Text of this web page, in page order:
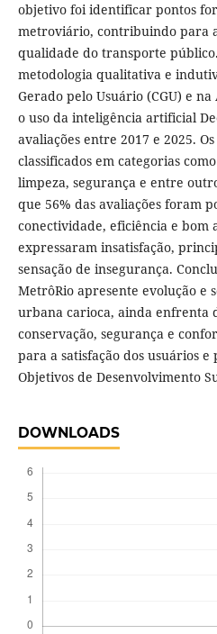
objetivo foi identificar pontos
metroviário, contribuindo para
qualidade do transporte
metodologia qualitativa e
Gerado pelo Usuário (CGU) e
o uso da inteligência artificial
avaliações entre 2017 e 2025.
classificados em categorias
limpeza, segurança e entre
que 56% das avaliações foram
conectividade, eficiência e bom
expressaram insatisfação,
sensação de insegurança.
MetrôRio apresente evolução e
urbana carioca, ainda enfrenta
conservação, segurança e
para a satisfação dos usuários
Objetivos de Desenvolvimento
DOWNLOADS